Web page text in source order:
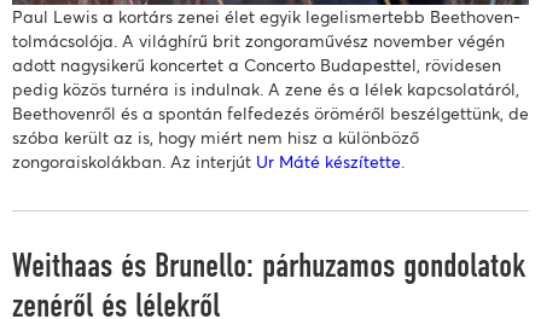
Paul Lewis a kortárs zenei élet egyik legelismertebb Beethoven-
tolmácsolója. A világhírű brit zongoraművész november végén
adott nagysikerű koncertet a Concerto Budapesttel, rövidesen
pedig közös turnéra is indulnak. A zene és a lélek kapcsolatáról,
Beethovenről és a spontán felfedezés öröméről beszélgettünk, de
szóba került az is, hogy miért nem hisz a különböző
zongoraiskolákban. Az interjút Ur Máté készítette
Weithaas és Brunello: párhuzamos gondolatok
zenéről és lélekről